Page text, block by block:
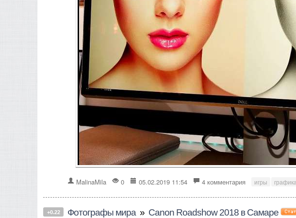
MalinaMila 0 05.02.2019 11:54 4 комментария игры графика
+0.22 Фотографы мира » Canon Roadshow 2018 в Самаре